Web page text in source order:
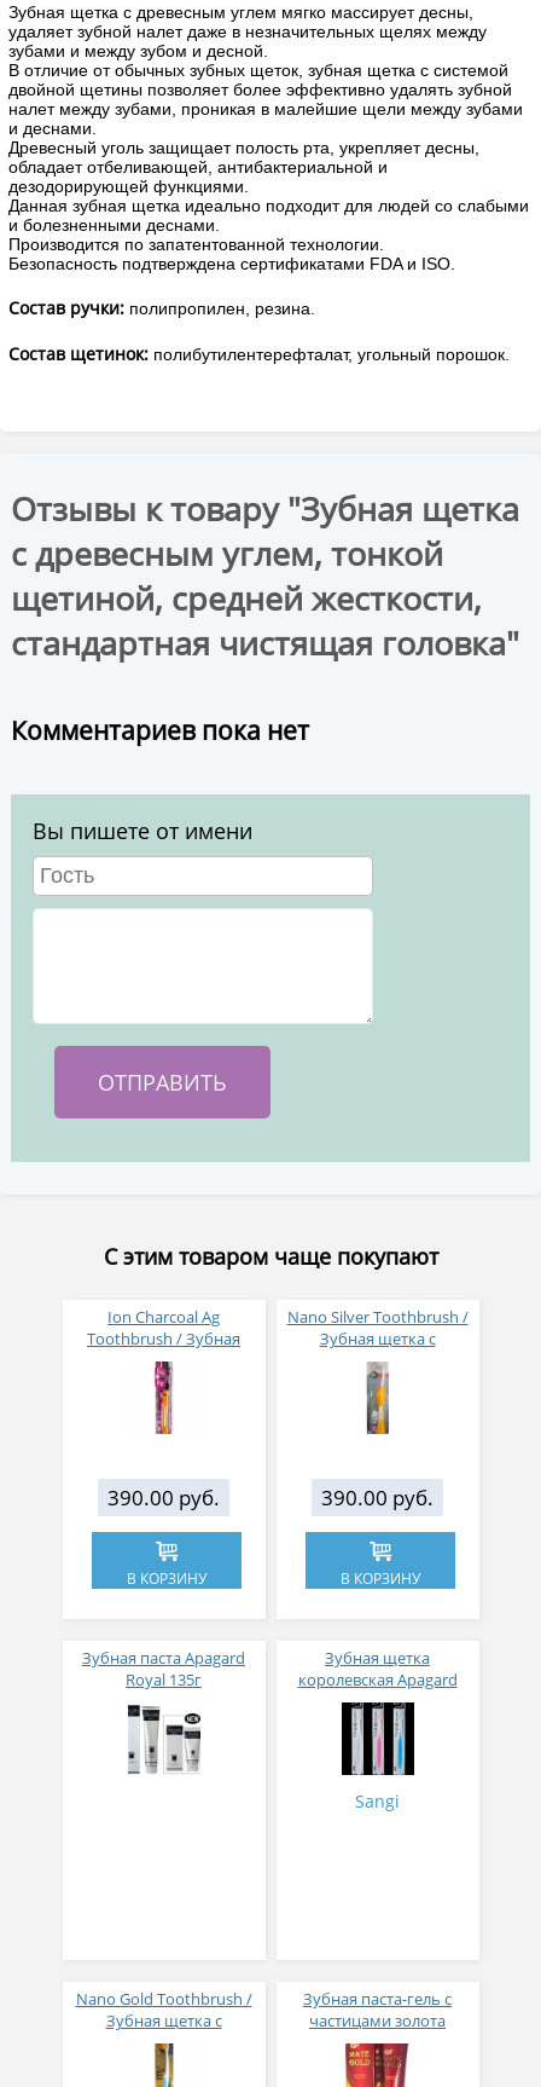
Зубная щетка с древесным углем мягко массирует десны,
удаляет зубной налет даже в незначительных щелях между
зубами и между зубом и десной.
В отличие от обычных зубных щеток, зубная щетка с системой
двойной щетины позволяет более эффективно удалять зубной
налет между зубами, проникая в малейшие щели между зубами
и деснами.
Древесный уголь защищает полость рта, укрепляет десны,
обладает отбеливающей, антибактериальной и
дезодорирующей функциями.
Данная зубная щетка идеально подходит для людей со слабыми
и болезненными деснами.
Производится по запатентованной технологии.
Безопасность подтверждена сертификатами FDA и ISO.
Состав ручки: полипропилен, резина.
Состав щетинок: полибутилентерефталат, угольный порошок.
Отзывы к товару "Зубная щетка
с древесным углем, тонкой
щетиной, средней жесткости,
стандартная чистящая головка"
Комментариев пока нет
Вы пишете от имени
С этим товаром чаще покупают
Ion Charcoal Ag
Toothbrush / Зубная
щетка с древесным
углем и ионами
серебра, двойной
тонкой щетиной,
головка
390.00 руб.
В КОРЗИНУ
Nano Silver Toothbrush /
Зубная щетка c
наночастицами серебра,
сверхтонкой двойной
щетиной, средней
жесткости, стандартная
390.00 руб.
В КОРЗИНУ
Зубная паста Apagard
Royal 135г
Зубная щетка
королевская Apagard
ионная 1 штука
Sangi
Nano Gold Toothbrush /
Зубная щетка c
наночастицами золота,
сверхтонкой двойной
Зубная паста-гель с
частицами золота